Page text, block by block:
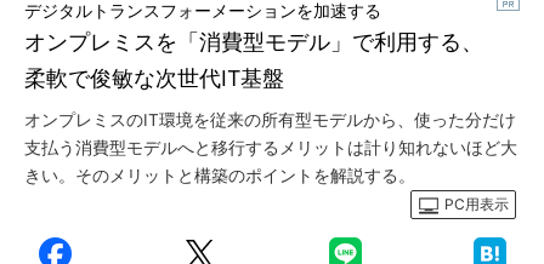
オンプレミスを「消費型モデル」で利用する、
柔軟で俊敏な次世代IT基盤
デジタルトランスフォーメーションを加速する
オンプレミスのIT環境を従来の所有型モデルから、使った分だけ
支払う消費型モデルへと移行するメリットは計り知れないほど大
きい。そのメリットと構築のポイントを解説する。
PC用表示